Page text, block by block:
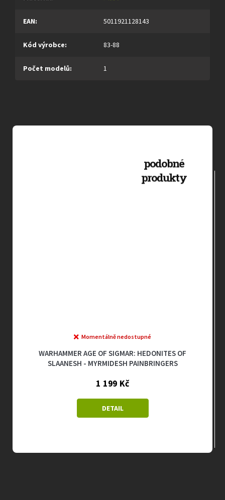
EAN: 5011921128143
Kód výrobce: 83-88
Počet modelů: 1
WARHAMMER AGE OF SIGMAR: HEDONITES OF
SLAANESH - MYRMIDESH PAINBRINGERS
hodnocení
je
5,0
5
Momentálně nedostupné
1 199 Kč
DETAIL